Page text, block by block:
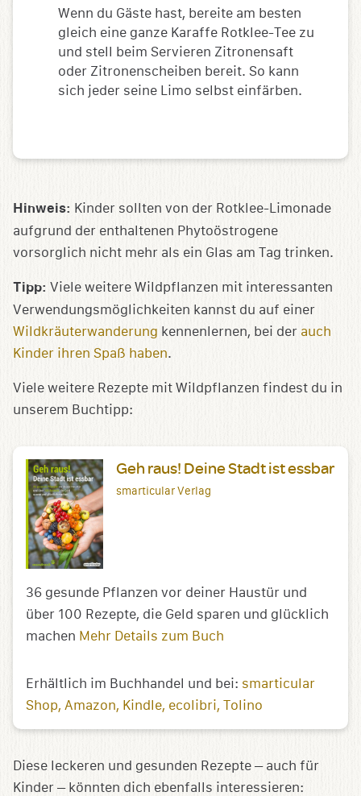
Wenn du Gäste hast, bereite am besten
gleich eine ganze Karaffe Rotklee-Tee zu
und stell beim Servieren Zitronensaft
oder Zitronenscheiben bereit. So kann
sich jeder seine Limo selbst einfärben.
Hinweis: Kinder sollten von der Rotklee-Limonade
aufgrund der enthaltenen Phytoöstrogene
vorsorglich nicht mehr als ein Glas am Tag trinken.
Tipp: Viele weitere Wildpflanzen mit interessanten
Verwendungsmöglichkeiten kannst du auf einer
Wildkräuterwanderung kennenlernen, bei der auch
Kinder ihren Spaß haben.
Viele weitere Rezepte mit Wildpflanzen findest du in
unserem Buchtipp:
Geh raus! Deine Stadt ist essbar
smarticular Verlag
36 gesunde Pflanzen vor deiner Haustür und
über 100 Rezepte, die Geld sparen und glücklich
machen Mehr Details zum Buch
Erhältlich im Buchhandel und bei: smarticular
Shop Amazon Kindle ecolibri Tolino
Diese leckeren und gesunden Rezepte – auch für
Kinder – könnten dich ebenfalls interessieren: